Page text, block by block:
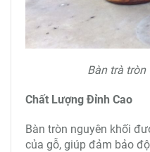
Bàn trà tròn
Chất Lượng Đỉnh Cao
Bàn tròn nguyên khối
của gỗ, giúp đảm bảo